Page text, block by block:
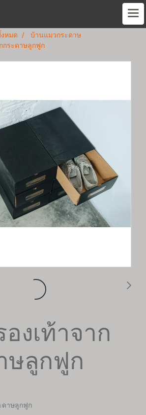
หมด
บ้านแมวกระดาษ
กระดาษลูกฟูก
องเท้าจาก
ษลูกฟูก
ดาษลูกฟูก